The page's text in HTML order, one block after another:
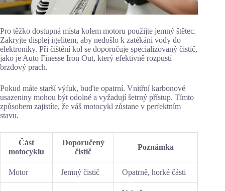
Pro těžko dostupná místa kolem motoru použijte jemný štětec.
Zakryjte displej igelitem, aby nedošlo k zatékání vody do
elektroniky. Při čištění kol se doporučuje specializovaný čistič,
jako je Auto Finesse Iron Out, který efektivně rozpustí
brzdový prach.
Pokud máte starší výfuk, buďte opatrní. Vnitřní karbonové
usazeniny mohou být odolné a vyžadují šetrný přístup. Tímto
způsobem zajistíte, že váš motocykl zůstane v perfektním
stavu.
Část
motocyklu
Doporučený
čistič
Poznámka
Motor Jemný čistič Opatrně, horké části